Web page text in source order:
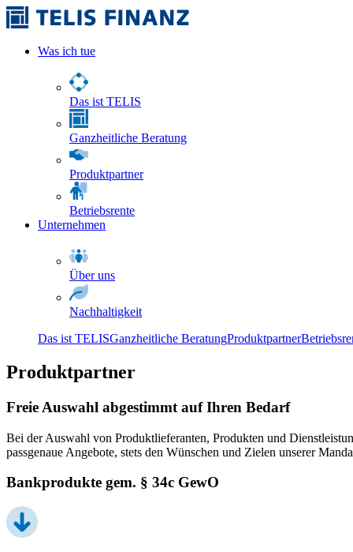
Was ich tue
Das ist TELIS
Ganzheitliche Beratung
Produktpartner
Betriebsrente
Unternehmen
Über uns
Nachhaltigkeit
Das ist TELISGanzheitliche BeratungProduktpartner
Produktpartner
Freie Auswahl abgestimmt auf Ihren Bedarf
Bei der Auswahl von Produktlieferanten, Produkten und
passgenaue Angebote, stets den Wünschen und Zielen unserer
Bankprodukte gem. § 34c GewO